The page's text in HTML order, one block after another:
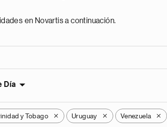
en Novartis a continuación.
Día
y Tobago X Uruguay X Venezuela X